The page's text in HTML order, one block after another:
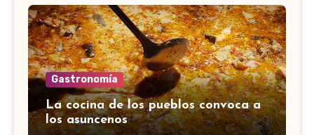
Gastronomía
La cocina de los pueblos convoca a
los asuncenos